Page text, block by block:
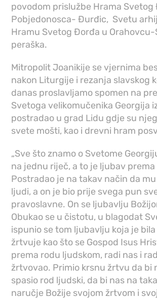
povodom prislužbe Hrama Svetog
Pobjedonosca- Đurđic, Svetu
Hramu Svetog Đorđa u
peraška.
Mitropolit Joanikije se vjernima
nakon Liturgije i rezanja slavskog
danas proslavljamo spomen na
Svetoga velikomučenika Georgija
postradao u grad Lidu gdje su
svete mošti, kao i drevni hram
„Sve što znamo o Svetome
na jednu riječ, a to je ljubav
Postradao je na takav način da
ljudi, a on je bio prije svega pun
pravoslavne. On se ljubavlju
Obukao se u čistotu, u blagodat
ispunio se tom ljubavlju koja je
žrtvuje kao što se Gospod Isus
prema rodu ljudskom, radi nas i
žrtvovao. Primio krsnu žrtvu da bi
spasio rod ljudski, da bi nas na
naručje Božije svojom žrtvom i